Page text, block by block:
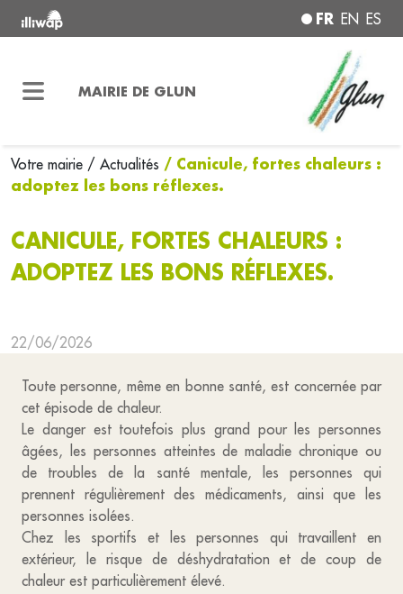
FR EN ES
MAIRIE DE GLUN
Votre mairie / Actualités / Canicule, fortes chaleurs :
adoptez les bons réflexes.
CANICULE, FORTES CHALEURS :
ADOPTEZ LES BONS RÉFLEXES.
22/06/2026
Toute personne, même en bonne santé, est concernée par
cet épisode de chaleur.
Le danger est toutefois plus grand pour les personnes
âgées, les personnes atteintes de maladie chronique ou
de troubles de la santé mentale, les personnes qui
prennent régulièrement des médicaments, ainsi que les
personnes isolées.
Chez les sportifs et les personnes qui travaillent en
extérieur, le risque de déshydratation et de coup de
chaleur est particulièrement élevé.